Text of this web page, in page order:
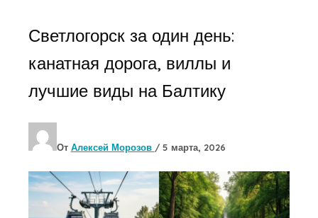
Светлогорск за один день:
канатная дорога, виллы и
лучшие виды на Балтику
От Алексей Морозов / 5 марта, 2026